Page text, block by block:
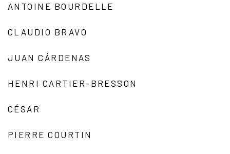
ANTOINE BOURDELLE
CLAUDIO BRAVO
JUAN CÁRDENAS
HENRI CARTIER-BRESSON
CÉSAR
PIERRE COURTIN